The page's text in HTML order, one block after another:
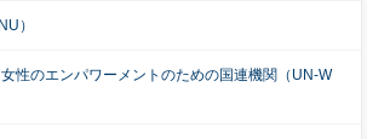
）
性のエンパワーメントのための国連機関（UN-W